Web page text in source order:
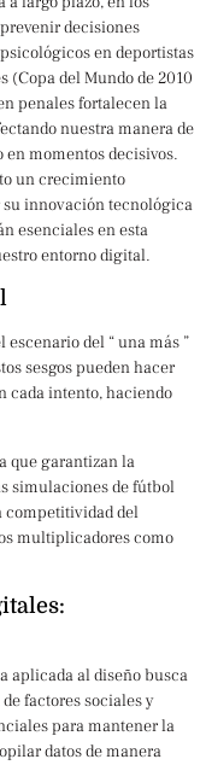
decisiones
en deportistas
del Mundo de 2010
penales fortalecen la
nuestra manera de
momentos decisivos.
un crecimiento
innovación tecnológica
esenciales en esta
entorno digital.
del “ una más ”
sesgos pueden hacer
cada intento, haciendo
que garantizan la
simulaciones de fútbol
competitividad del
multiplicadores como
aplicada al diseño busca
factores sociales y
para mantener la
datos de manera